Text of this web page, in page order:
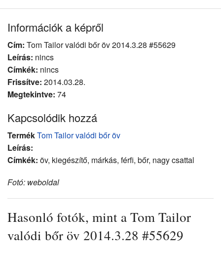
Információk a képről
Cím: Tom Tailor valódi bőr öv 2014.3.28 #55629
Leírás: nincs
Címkék: nincs
Frissítve: 2014.03.28.
Megtekintve: 74
Kapcsolódik hozzá
TermékTom Tailor valódi bőr öv
Leírás:
Címkék: öv, kiegészítő, márkás, férfi, bőr, nagy csattal
Fotó: weboldal
Hasonló fotók, mint a Tom Tailor
valódi bőr öv 2014.3.28 #55629